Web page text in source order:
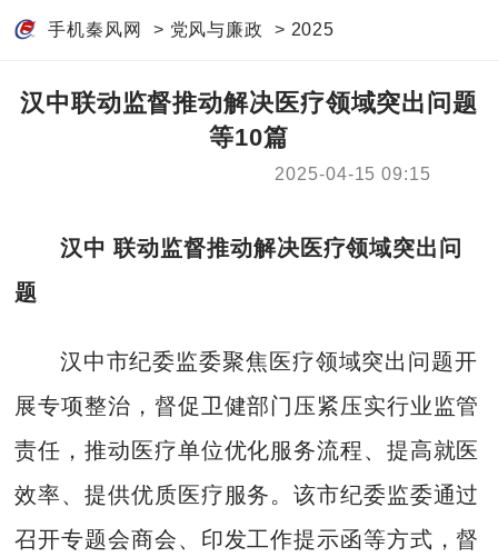
手机秦风网 > 党风与廉政 > 2025
汉中联动监督推动解决医疗领域突出问题
等10篇
2025-04-15 09:15
汉中 联动监督推动解决医疗领域突出问
题
汉中市纪委监委聚焦医疗领域突出问题开
展专项整治，督促卫健部门压紧压实行业监管
责任，推动医疗单位优化服务流程、提高就医
效率、提供优质医疗服务。该市纪委监委通过
召开专题会商会、印发工作提示函等方式，督